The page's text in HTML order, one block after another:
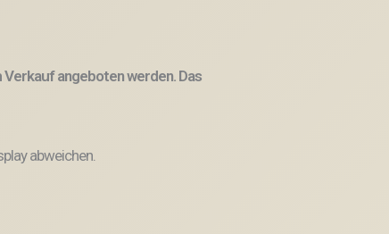
angeboten werden. Das
abweichen.